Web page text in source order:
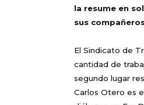
la resume en
sus
El Sindicato de
cantidad de
segundo lugar
Carlos Otero es